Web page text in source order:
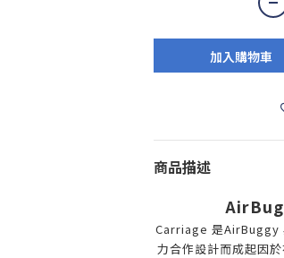
加入購物車
商品描述
Carriage 是AirBuggy
力合作設計而成起因